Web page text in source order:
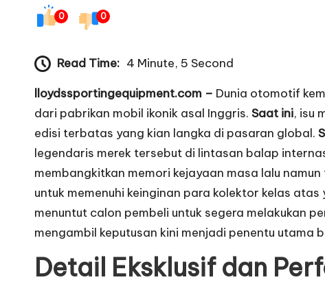
0 0
Read Time: 4 Minute, 5 Second
lloydssportingequipment.com – Dunia otomotif
dari pabrikan mobil ikonik asal Inggris. Saat ini, isu
edisi terbatas yang kian langka di pasaran global.
legendaris merek tersebut di lintasan balap
membangkitkan memori kejayaan masa lalu
untuk memenuhi keinginan para kolektor kelas
menuntut calon pembeli untuk segera melakukan
mengambil keputusan kini menjadi penentu utama
Detail Eksklusif dan